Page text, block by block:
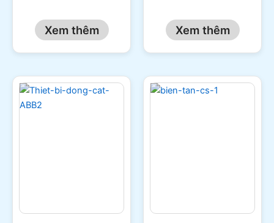
Xem thêm Xem thêm